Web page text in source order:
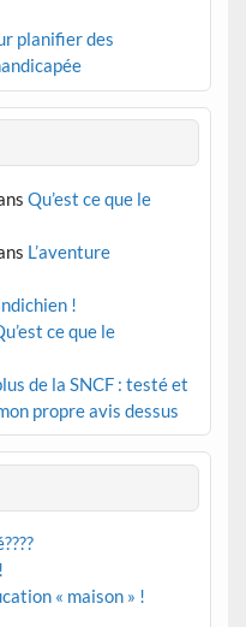
planifier des
Qu’est ce que le
L’aventure
!
ce que le
de la SNCF : testé et
propre avis dessus
« maison » !